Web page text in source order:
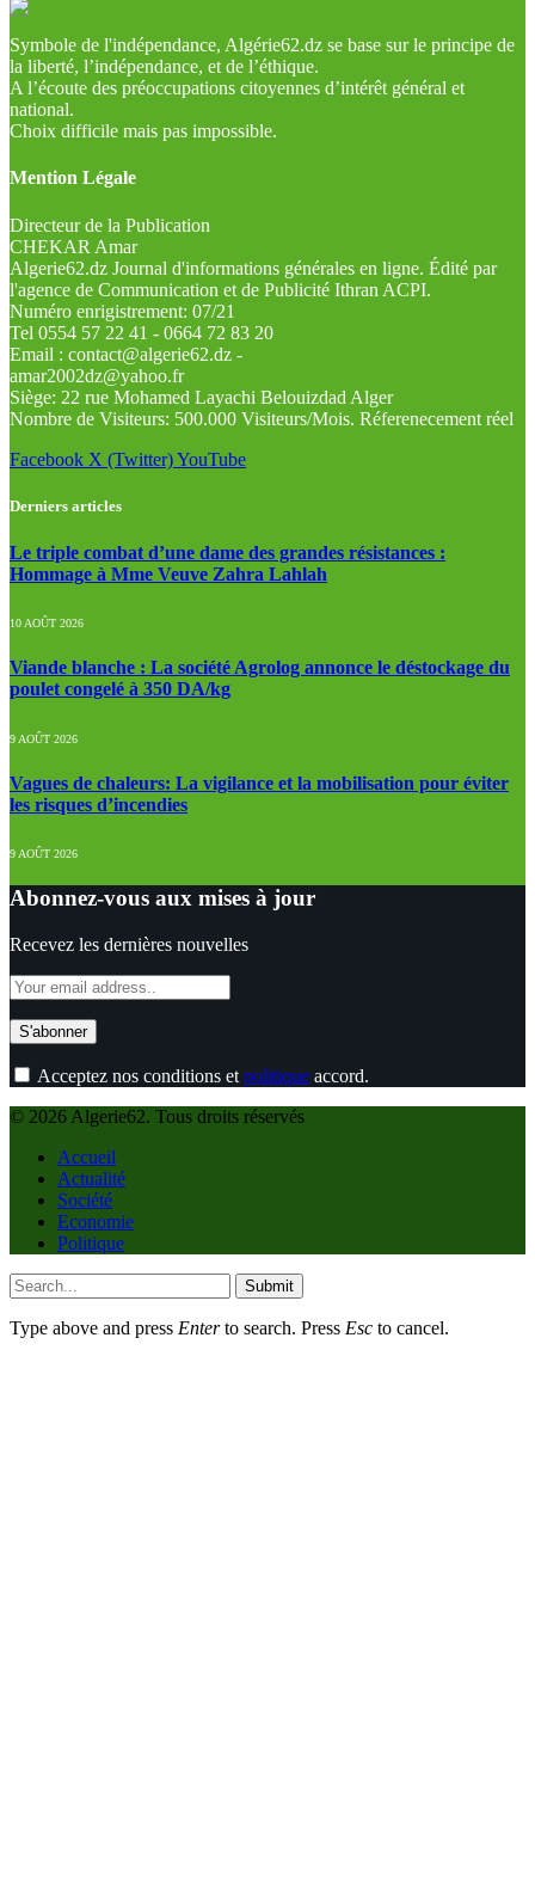
Symbole de l'indépendance, Algérie62.dz se base sur le principe de
la liberté, l’indépendance, et de l’éthique.
A l’écoute des préoccupations citoyennes d’intérêt général et
national.
Choix difficile mais pas impossible.
Mention Légale
Directeur de la Publication
CHEKAR Amar
Algerie62.dz Journal d'informations générales en ligne. Édité par
l'agence de Communication et de Publicité Ithran ACPI.
Numéro enrigistrement: 07/21
Tel 0554 57 22 41 - 0664 72 83 20
Email : contact@algerie62.dz -
amar2002dz@yahoo.fr
Siège: 22 rue Mohamed Layachi Belouizdad Alger
Nombre de Visiteurs: 500.000 Visiteurs/Mois. Réferenecement réel
Facebook X (Twitter)YouTube
Derniers articles
Le triple combat d’une dame des grandes résistances :
Hommage à Mme Veuve Zahra Lahlah
10 AOÛT 2026
Viande blanche : La société Agrolog annonce le déstockage du
poulet congelé à 350 DA/kg
9 AOÛT 2026
Vagues de chaleurs: La vigilance et la mobilisation pour éviter
les risques d’incendies
9 AOÛT 2026
Abonnez-vous aux mises à jour
Recevez les dernières nouvelles
Acceptez nos conditions et politique accord.
© 2026 Algerie62. Tous droits réservés
Accueil
Actualité
Société
Economie
Politique
Submit
Type above and press Enterto search. Press Esc to cancel.